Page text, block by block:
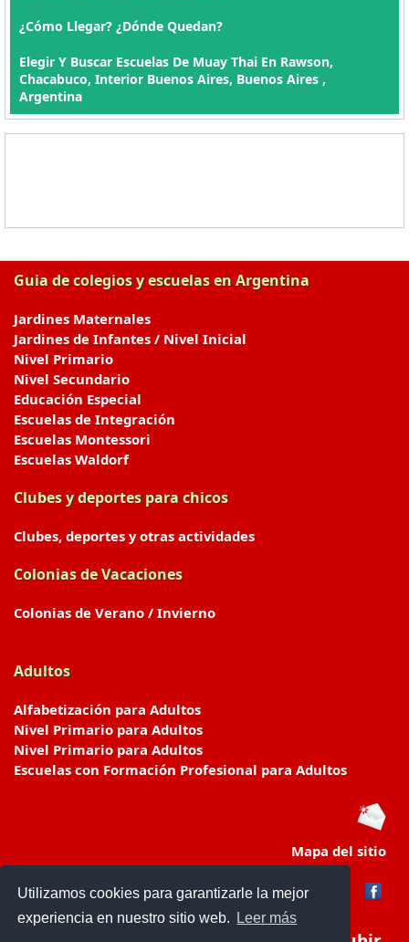
Utilizamos cookies para garantizarle la mejor
experiencia en nuestro sitio web.
Leer más
¿Cómo Llegar? ¿Dónde Quedan?
Elegir Y Buscar Escuelas De Muay Thai En Rawson,
Chacabuco, Interior Buenos Aires, Buenos Aires ,
Argentina
Guia de colegios y escuelas en Argentina
Jardines Maternales
Jardines de Infantes / Nivel Inicial
Nivel Primario
Nivel Secundario
Educación Especial
Escuelas de Integración
Escuelas Montessori
Escuelas Waldorf
Clubes y deportes para chicos
Clubes, deportes y otras actividades
Colonias de Vacaciones
Colonias de Verano / Invierno
Adultos
Alfabetización para Adultos
Nivel Primario para Adultos
Nivel Primario para Adultos
Escuelas con Formación Profesional para Adultos
Mapa del sitio